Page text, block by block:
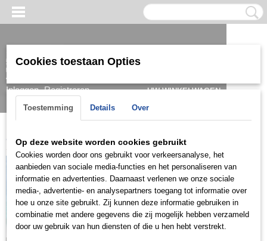
Inloggen Registreren
UW WINKELWAGEN
Home > >Oorbellen > KOG0218
Cookies toestaan Opties
Toestemming Details Over
Op deze website worden cookies gebruikt
Cookies worden door ons gebruikt voor verkeersanalyse, het
aanbieden van sociale media-functies en het personaliseren van
informatie en advertenties. Daarnaast verlenen we onze sociale
media-, advertentie- en analysepartners toegang tot informatie over
hoe u onze site gebruikt. Zij kunnen deze informatie gebruiken in
combinatie met andere gegevens die zij mogelijk hebben verzameld
door uw gebruik van hun diensten of die u hen hebt verstrekt.